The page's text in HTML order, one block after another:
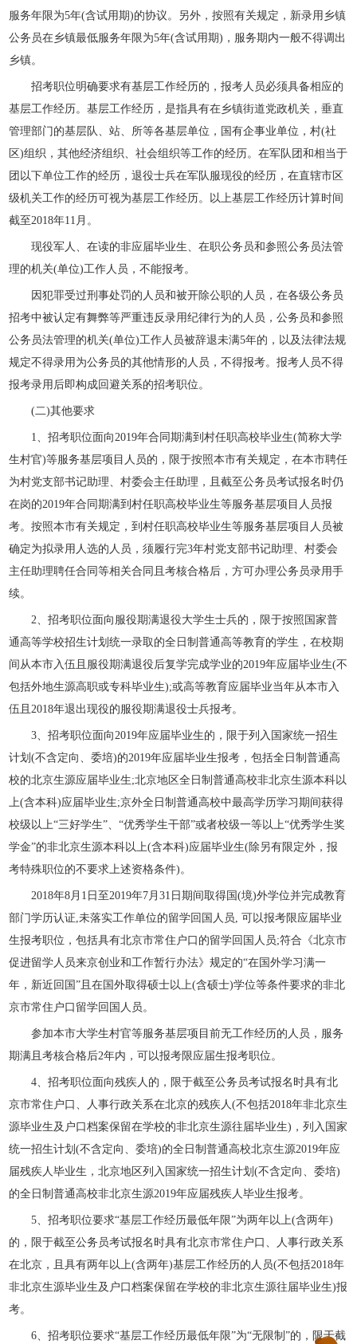
服务年限为5年(含试用期)的协议。另外，按照有关规定，新录用乡镇
公务员在乡镇最低服务年限为5年(含试用期)，服务期内一般不得调出
乡镇。
招考职位明确要求有基层工作经历的，报考人员必须具备相应的
基层工作经历。基层工作经历，是指具有在乡镇街道党政机关，垂直
管理部门的基层队、站、所等各基层单位，国有企事业单位，村(社
区)组织，其他经济组织、社会组织等工作的经历。在军队团和相当于
团以下单位工作的经历，退役士兵在军队服现役的经历，在直辖市区
级机关工作的经历可视为基层工作经历。以上基层工作经历计算时间
截至2018年11月。
现役军人、在读的非应届毕业生、在职公务员和参照公务员法管
理的机关(单位)工作人员，不能报考。
因犯罪受过刑事处罚的人员和被开除公职的人员，在各级公务员
招考中被认定有舞弊等严重违反录用纪律行为的人员，公务员和参照
公务员法管理的机关(单位)工作人员被辞退未满5年的，以及法律法规
规定不得录用为公务员的其他情形的人员，不得报考。报考人员不得
报考录用后即构成回避关系的招考职位。
(二)其他要求
1、招考职位面向2019年合同期满到村任职高校毕业生(简称大学
生村官)等服务基层项目人员的，限于按照本市有关规定，在本市聘任
为村党支部书记助理、村委会主任助理，且截至公务员考试报名时仍
在岗的2019年合同期满到村任职高校毕业生等服务基层项目人员报
考。按照本市有关规定，到村任职高校毕业生等服务基层项目人员被
确定为拟录用人选的人员，须履行完3年村党支部书记助理、村委会
主任助理聘任合同等相关合同且考核合格后，方可办理公务员录用手
续。
2、招考职位面向服役期满退役大学生士兵的，限于按照国家普
通高等学校招生计划统一录取的全日制普通高等教育的学生，在校期
间从本市入伍且服役期满退役后复学完成学业的2019年应届毕业生(不
包括外地生源高职或专科毕业生);或高等教育应届毕业当年从本市入
伍且2018年退出现役的服役期满退役士兵报考。
3、招考职位面向2019年应届毕业生的，限于列入国家统一招生
计划(不含定向、委培)的2019年应届毕业生报考，包括全日制普通高
校的北京生源应届毕业生;北京地区全日制普通高校非北京生源本科以
上(含本科)应届毕业生;京外全日制普通高校中最高学历学习期间获得
校级以上“三好学生”、“优秀学生干部”或者校级一等以上“优秀学生奖
学金”的非北京生源本科以上(含本科)应届毕业生(除另有限定外，报
考特殊职位的不要求上述资格条件)。
2018年8月1日至2019年7月31日期间取得国(境)外学位并完成教育
部门学历认证,未落实工作单位的留学回国人员, 可以报考限应届毕业
生报考职位，包括具有北京市常住户口的留学回国人员;符合《北京市
促进留学人员来京创业和工作暂行办法》规定的“在国外学习满一
年，新近回国”且在国外取得硕士以上(含硕士)学位等条件要求的非北
京市常住户口留学回国人员。
参加本市大学生村官等服务基层项目前无工作经历的人员，服务
期满且考核合格后2年内，可以报考限应届生报考职位。
4、招考职位面向残疾人的，限于截至公务员考试报名时具有北
京市常住户口、人事行政关系在北京的残疾人(不包括2018年非北京生
源毕业生及户口档案保留在学校的非北京生源往届毕业生)，列入国家
统一招生计划(不含定向、委培)的全日制普通高校北京生源2019年应
届残疾人毕业生，北京地区列入国家统一招生计划(不含定向、委培)
的全日制普通高校非北京生源2019年应届残疾人毕业生报考。
5、招考职位要求“基层工作经历最低年限”为两年以上(含两年)
的，限于截至公务员考试报名时具有北京市常住户口、人事行政关系
在北京，且具有两年以上(含两年)基层工作经历的人员(不包括2018年
非北京生源毕业生及户口档案保留在学校的非北京生源往届毕业生)报
考。
6、招考职位要求“基层工作经历最低年限”为“无限制”的，限于截